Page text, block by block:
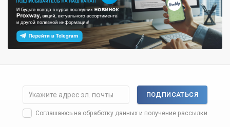
ПОДПИСАТЬСЯ
Соглашаюсь на обработку данных и получение рассылки